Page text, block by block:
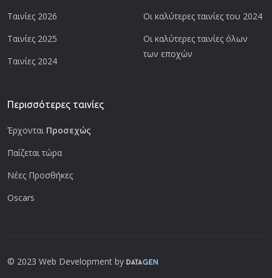
Ταινίες 2026
Ταινίες 2025
Ταινίες 2024
Οι καλύτερες ταινίες του 2024
Οι καλύτερες ταινίες όλων
των εποχών
Περισσότερες ταινίες
Έρχονται Προσεχώς
Παίζεται τώρα
Νέες Προσθήκες
Oscars
© 2023 Web Development by